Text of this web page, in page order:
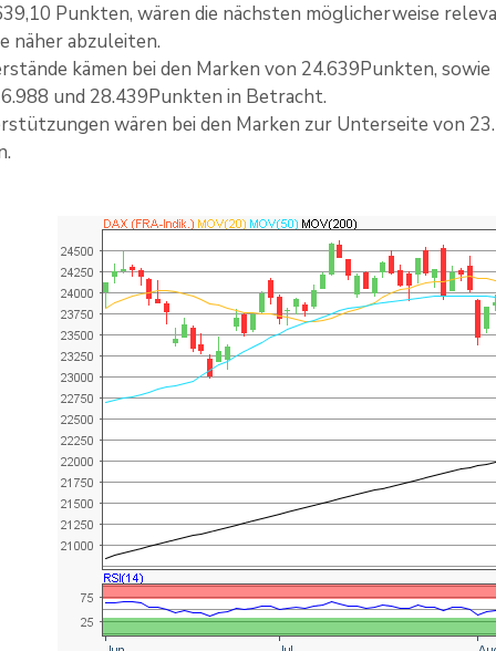
Punkten, wären die nächsten möglicherweise
näher abzuleiten.
kämen bei den Marken von 24.639Punkten,
und 28.439Punkten in Betracht.
wären bei den Marken zur Unterseite von